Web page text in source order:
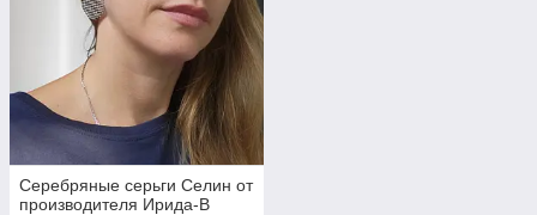
Серебряные серьги Селин от
производителя Ирида-В